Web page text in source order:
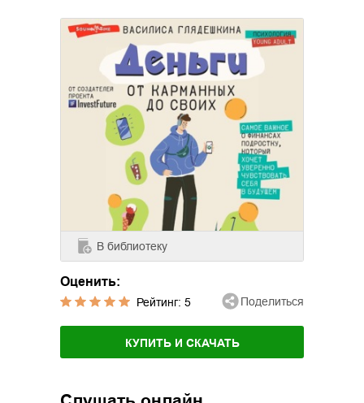
В библиотеку
Оценить:
Рейтинг: 5 Поделиться
КУПИТЬ И СКАЧАТЬ